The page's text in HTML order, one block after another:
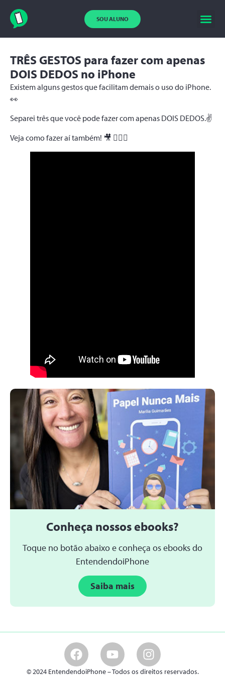
SOU ALUNO
TRÊS GESTOS para fazer com apenas
DOIS DEDOS no iPhone
Existem alguns gestos que facilitam demais o uso do iPhone.
👀
Separei três que você pode fazer com apenas DOIS DEDOS.✌️
Veja como fazer aí também! 🎥 🙋🏻‍♀️
Conheça nossos ebooks?
Toque no botão abaixo e conheça os ebooks do
EntendendoiPhone
Saiba mais
© 2024 EntendendoiPhone – Todos os direitos reservados.